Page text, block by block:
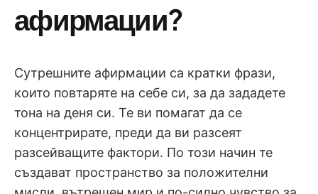
афирмации?
Сутрешните афирмации са кратки фрази,
които повтаряте на себе си, за да зададете
тона на деня си. Те ви помагат да се
концентрирате, преди да ви разсеят
разсейващите фактори. По този начин те
създават пространство за положителни